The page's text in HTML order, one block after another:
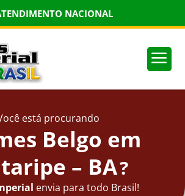
NACIONAL
a
está procurando
Belgo em
– BA?
envia para todo Brasil!